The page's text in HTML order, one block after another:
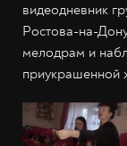
видеодневник
Ростова-на-
мелодрам и
приукрашенной